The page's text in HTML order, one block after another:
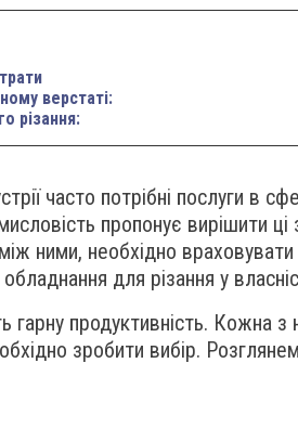
верстаті:
різання:
часто потрібні послуги в
пропонує вирішити
ними, необхідно враховувати
для різання у
гарну продуктивність. Кожна
зробити вибір.